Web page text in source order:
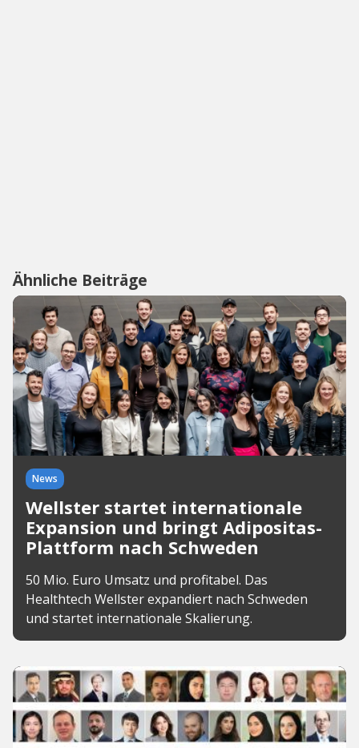
Ähnliche Beiträge
News
Wellster startet internationale
Expansion und bringt Adipositas-
Plattform nach Schweden
50 Mio. Euro Umsatz und profitabel. Das
Healthtech Wellster expandiert nach Schweden
und startet internationale Skalierung.